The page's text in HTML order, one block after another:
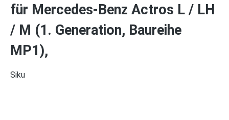
für Mercedes-Benz Actros L / LH
/ M (1. Generation, Baureihe
MP1),
Siku